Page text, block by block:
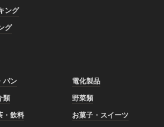
ング
グ
パン
電化製品
類
野菜類
・飲料
お菓子・スイーツ